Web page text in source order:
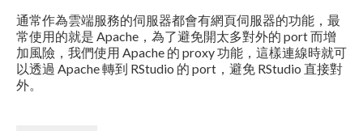
通常作為雲端服務的伺服器都會有網頁伺服器的功能，最
常使用的就是 Apache，為了避免開太多對外的 port 而增
加風險，我們使用 Apache 的 proxy 功能，這樣連線時就可
以透過 Apache 轉到 RStudio 的 port，避免 RStudio 直接對
外。